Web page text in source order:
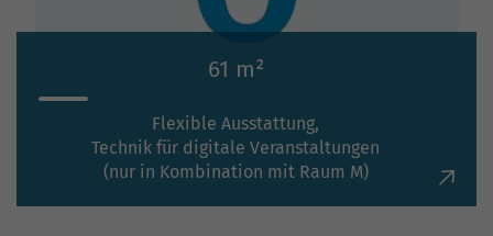
61 m²
Flexible Ausstattung,
Technik für digitale Veranstaltungen
(nur in Kombination mit Raum M)